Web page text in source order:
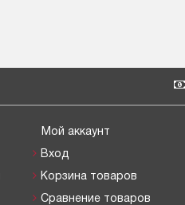
Мой аккаунт
Вход
Корзина товаров
Сравнение товаров